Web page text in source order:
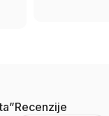
Recenzije